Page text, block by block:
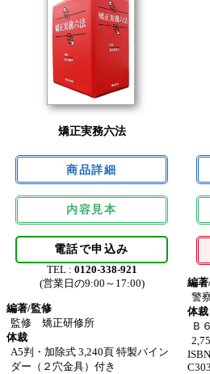
矯正実務六法
内容見本
電話で申込み
TEL : 0120-338-921
(営業日の9:00～17:00)
編著/監修
監修 矯正研修所
体裁
A5判・加除式 3,240頁 特製バイン
ダー（２穴金具）付き
編
警
体裁
Ｂ